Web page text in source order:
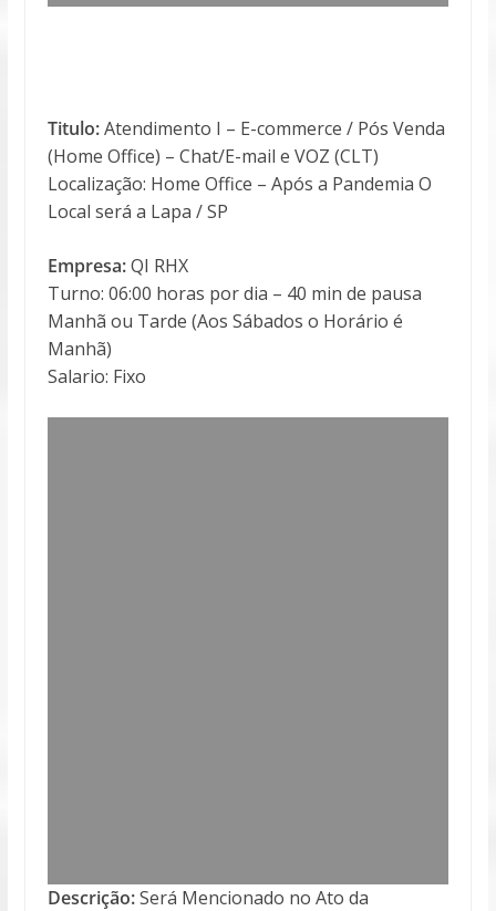
Titulo:Atendimento I – E-commerce / Pós Venda
(Home Office) – Chat/E-mail e VOZ (CLT)
Localização: Home Office – Após a Pandemia O
Local será a Lapa / SP
Empresa:QI RHX
Turno: 06:00 horas por dia – 40 min de pausa
Manhã ou Tarde (Aos Sábados o Horário é
Manhã)
Salario: Fixo
Descrição:Será Mencionado no Ato da